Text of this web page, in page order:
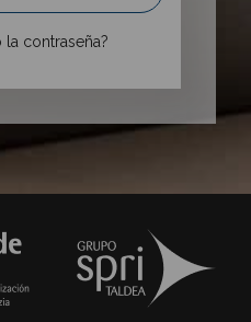
la contraseña?